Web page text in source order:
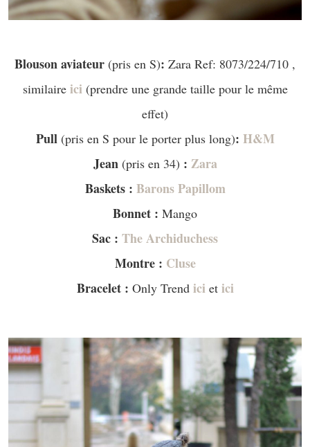
Blouson aviateur (pris en S): Zara Ref: 8073/224/710 ,
similaire ici (prendre une grande taille pour le même
effet)
Pull (pris en S pour le porter plus long): H&M
Jean (pris en 34) : Zara
Baskets : Barons Papillom
Bonnet : Mango
Sac : The Archiduchess
Montre : Cluse
Bracelet : Only Trend ici et ici